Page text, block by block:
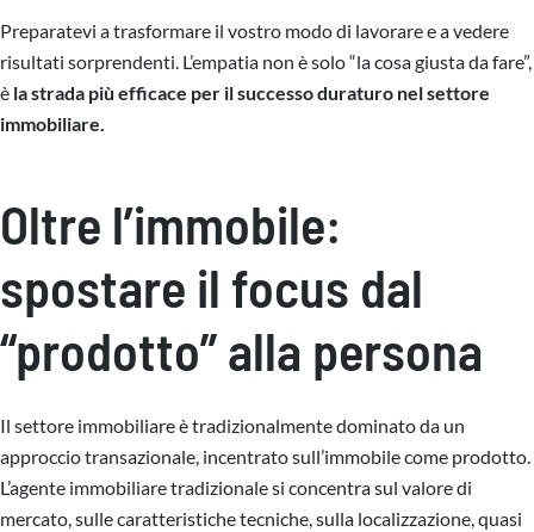
Preparatevi a trasformare il vostro modo di lavorare e a vedere
risultati sorprendenti. L’empatia non è solo “la cosa giusta da fare”,
è la strada più efficace per il successo duraturo nel settore
immobiliare.
Oltre l’immobile:
spostare il focus dal
“prodotto” alla persona
Il settore immobiliare è tradizionalmente dominato da un
approccio transazionale, incentrato sull’immobile come prodotto.
L’agente immobiliare tradizionale si concentra sul valore di
mercato, sulle caratteristiche tecniche, sulla localizzazione, quasi